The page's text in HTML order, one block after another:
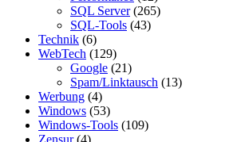
SQL Server(265)
SQL-Tools (43)
Technik (6)
WebTech (129)
Google (21)
Spam/Linktausch (13)
Werbung (4)
Windows (53)
Windows-Tools (109)
Zensur(4)